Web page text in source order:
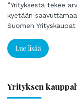
”Yrityksestä tekee
kyetään
Suomen
Lue lisää
Yrityksen